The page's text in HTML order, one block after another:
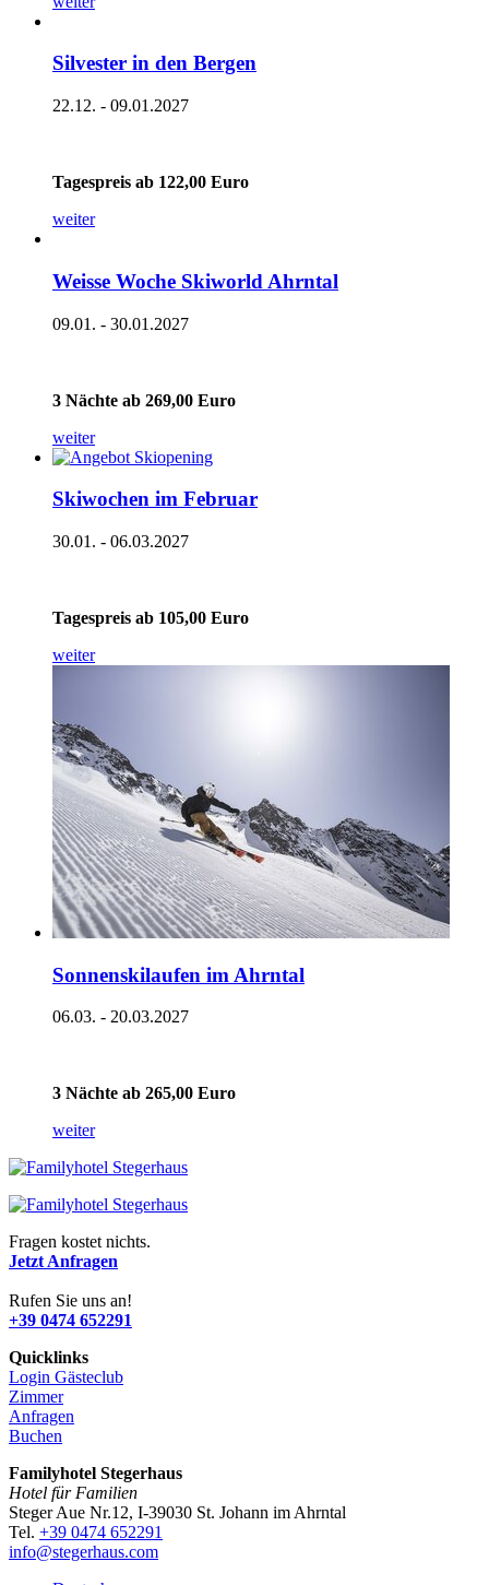
Silvester in den Bergen
22.12. - 09.01.2027
Tagespreis ab 122,00 Euro
weiter
Weisse Woche Skiworld Ahrntal
09.01. - 30.01.2027
3 Nächte ab 269,00 Euro
weiter
Skiwochen im Februar
30.01. - 06.03.2027
Tagespreis ab 105,00 Euro
weiter
Sonnenskilaufen im Ahrntal
06.03. - 20.03.2027
3 Nächte ab 265,00 Euro
weiter
Fragen kostet nichts.
Jetzt Anfragen
Rufen Sie uns an!
+39 0474 652291
Quicklinks
Login Gästeclub
Zimmer
Anfragen
Buchen
Familyhotel Stegerhaus
Hotel für Familien
Steger Aue Nr.12, I-39030 St. Johann im Ahrntal
Tel. +39 0474 652291
info@stegerhaus.com